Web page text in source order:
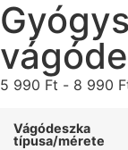
5 990 Ft - 8 990
Vágódeszka
típusa/mérete